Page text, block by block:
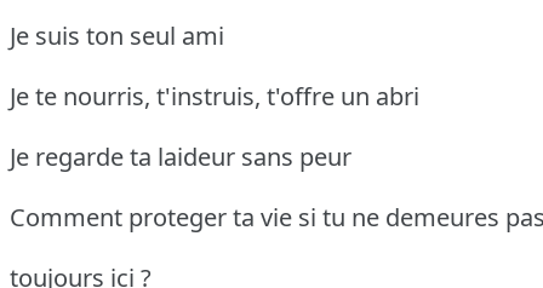
Je suis ton seul ami
Je te nourris, t'instruis, t'offre un abri
Je regarde ta laideur sans peur
Comment proteger ta vie si tu ne demeures
toujours ici ?